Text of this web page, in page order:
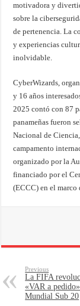
motivadora y
sobre la
de pertenencia. La
y experiencias
inolvidable.
CyberWizards,
y 16 años
2025 contó con 87
panameñas fueron
Nacional de
campamento
organizado por la
financiado por el
(ECCC) en el
Previous
La FIFA
«VAR a
Mundial Sub 20